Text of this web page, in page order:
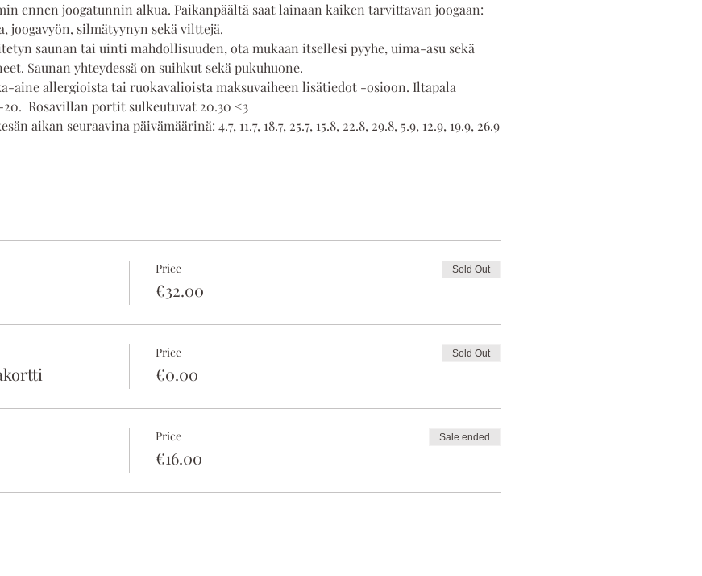
ennen joogatunnin alkua. Paikanpäältä saat lainaan kaiken tarvittavan joogaan:
joogavyön, silmätyynyn sekä vilttejä.
saunan tai uinti mahdollisuuden, ota mukaan itsellesi pyyhe, uima-asu sekä
Saunan yhteydessä on suihkut sekä pukuhuone.
aine allergioista tai ruokavalioista maksuvaiheen lisätiedot -osioon. Iltapala
Rosavillan portit sulkeutuvat 20.30 <3
aikan seuraavina päivämäärinä: 4.7, 11.7, 18.7, 25.7, 15.8, 22.8, 29.8, 5.9, 12.9, 19.9, 26.9
Price
€32.00
Sold Out
Price
€0.00
Sold Out
Price
€16.00
Sale ended